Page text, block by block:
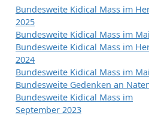
Bundesweite Kidical Mass im
2025
Bundesweite Kidical Mass im
Bundesweite Kidical Mass im
2024
Bundesweite Kidical Mass im
Bundesweite Gedenken an
Bundesweite Kidical Mass im
September 2023